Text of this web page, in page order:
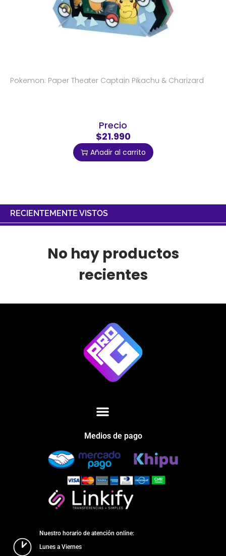
Pokemon: Paper Theater Captain Pikachu & Charizard
Precio
$21.990
Añadir al carrito
RECIENTEMENTE VISTOS
No hay productos
recientes
Medios de pago
Nuestro horario de atención online:
Lunes a Viernes